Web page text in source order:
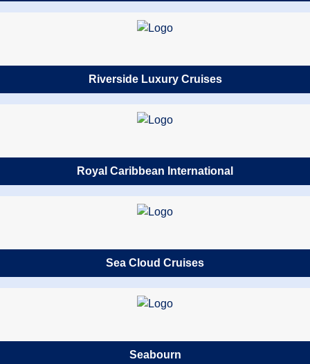
Riverside Luxury Cruises
Royal Caribbean International
Sea Cloud Cruises
Seabourn